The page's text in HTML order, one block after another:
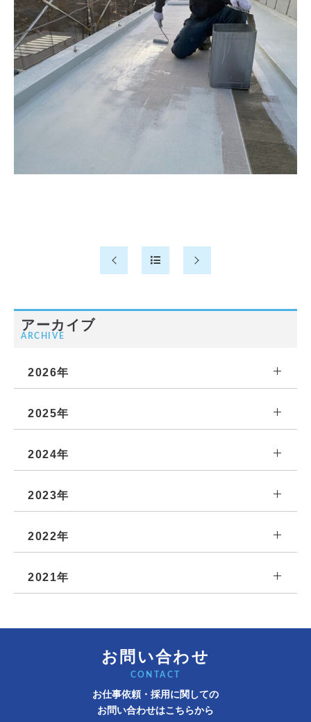
アーカイブ
ARCHIVE
2026年
2025年
2024年
2023年
2022年
2021年
お問い合わせ
CONTACT
お仕事依頼・採用に関しての
お問い合わせはこちらから